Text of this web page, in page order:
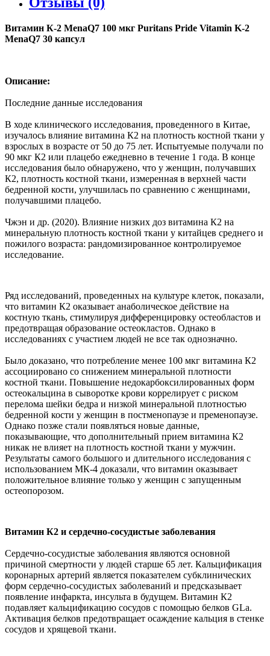
Витамин К-2 MenaQ7 100 мкг Puritans Pride Vitamin K-2
MenaQ7 30 капсул
Описание:
Последние данные исследования
В ходе клинического исследования, проведенного в Китае,
изучалось влияние витамина К2 на плотность костной ткани у
взрослых в возрасте от 50 до 75 лет. Испытуемые получали по
90 мкг К2 или плацебо ежедневно в течение 1 года. В конце
исследования было обнаружено, что у женщин, получавших
К2, плотность костной ткани, измеренная в верхней части
бедренной кости, улучшилась по сравнению с женщинами,
получавшими плацебо.
Чжэн и др. (2020). Влияние низких доз витамина К2 на
минеральную плотность костной ткани у китайцев среднего и
пожилого возраста: рандомизированное контролируемое
исследование.
Ряд исследований, проведенных на культуре клеток, показали,
что витамин К2 оказывает анаболическое действие на
костную ткань, стимулируя дифференцировку остеобластов и
предотвращая образование остеокластов. Однако в
исследованиях с участием людей не все так однозначно.
Было доказано, что потребление менее 100 мкг витамина К2
ассоциировано со снижением минеральной плотности
костной ткани. Повышение недокарбоксилированных форм
остеокальцина в сыворотке крови коррелирует с риском
перелома шейки бедра и низкой минеральной плотностью
бедренной кости у женщин в постменопаузе и пременопаузе.
Однако позже стали появляться новые данные,
показывающие, что дополнительный прием витамина К2
никак не влияет на плотность костной ткани у мужчин.
Результаты самого большого и длительного исследования с
использованием МК-4 доказали, что витамин оказывает
положительное влияние только у женщин с запущенным
остеопорозом.
Витамин К2 и сердечно-сосудистые заболевания
Сердечно-сосудистые заболевания являются основной
причиной смертности у людей старше 65 лет. Кальцификация
коронарных артерий является показателем субклинических
форм сердечно-сосудистых заболеваний и предсказывает
появление инфаркта, инсульта в будущем. Витамин К2
подавляет кальцификацию сосудов с помощью белков GLa.
Активация белков предотвращает осаждение кальция в стенке
сосудов и хрящевой ткани.